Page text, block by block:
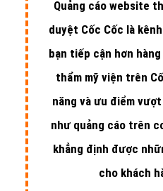
Quảng cáo website
duyệt Cốc Cốc là
bạn tiếp cận hơn
thẩm mỹ viện trên
năng và ưu điểm
như quảng cáo trên
khẳng định được